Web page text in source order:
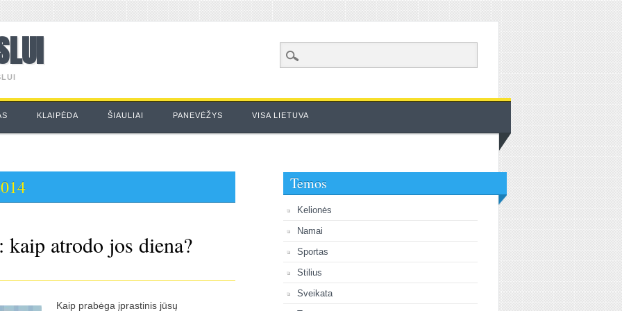
KLAIPĖDA ŠIAULIAI PANEVĖŽYS VISA LIETUVA
atrodo jos diena?
Kaip prabėga įprastinis jūsų
Temos
Kelionės
Namai
Sportas
Stilius
Sveikata